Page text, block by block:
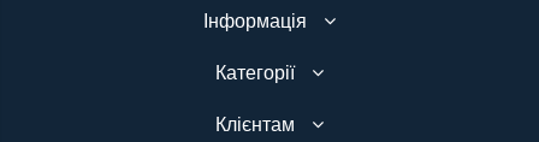
Інформація
Категорії
Клієнтам